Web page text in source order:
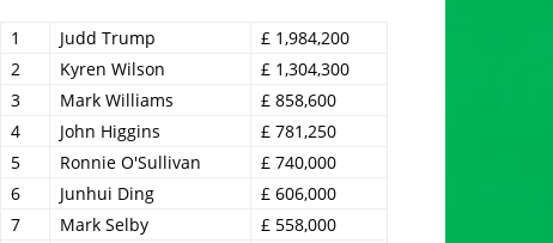
1 Judd Trump
£ 1,984,200
2
Kyren Wilson
£ 1,304,300
3
Mark Williams
£ 858,600
4
John Higgins
£ 781,250
5
Ronnie O'Sullivan
£ 740,000
6
Junhui Ding
£ 606,000
7
Mark Selby
£ 558,000